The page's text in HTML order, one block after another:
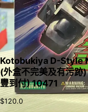
入購物車
Kotobukiya D-Style
(外盒不完美及有污跡
豐到付) 10471
$120.0